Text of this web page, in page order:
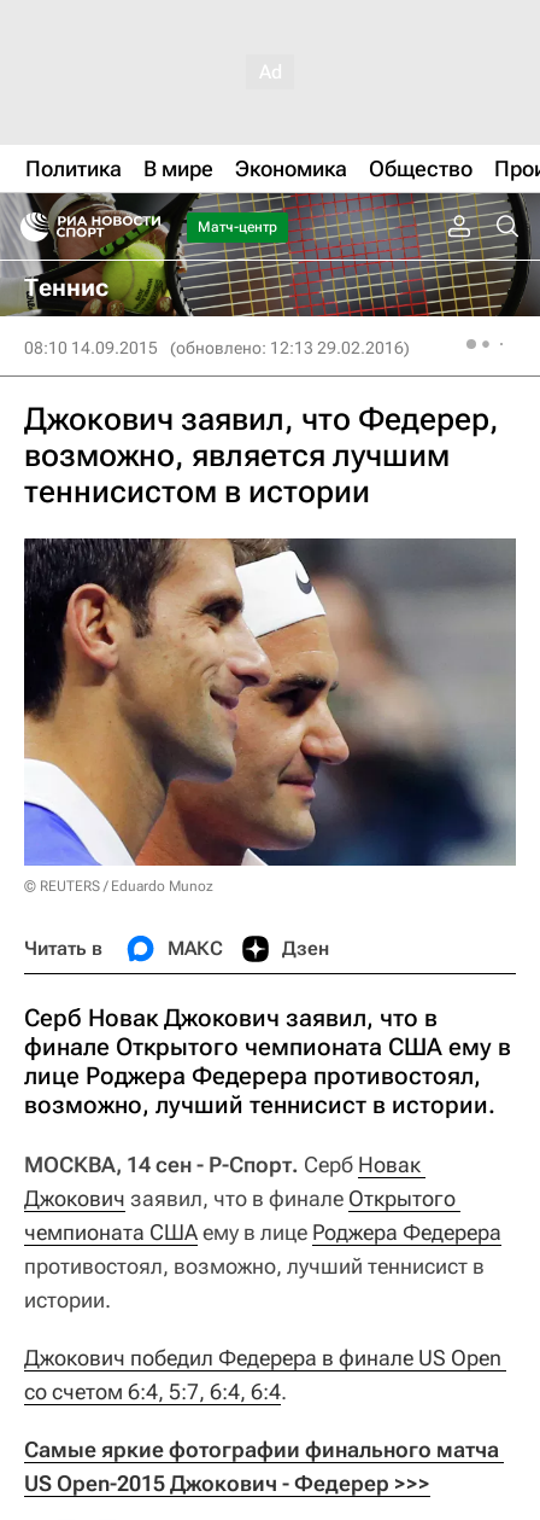
Политика В мире Экономика Общество
Матч-центр
Теннис
08:10 14.09.2015 (обновлено: 12:13 29.02.2016)
Джокович заявил, что Федерер,
возможно, является лучшим
теннисистом в истории
© REUTERS / Eduardo Munoz
Читать в МАКС Дзен
Серб Новак Джокович заявил, что в
финале Открытого чемпионата США ему в
лице Роджера Федерера противостоял,
возможно, лучший теннисист в истории.
МОСКВА, 14 сен - Р-Спорт. Серб Новак
Джокович заявил, что в финале Открытого
чемпионата СШАему в лице Роджера Федерера
противостоял, возможно, лучший теннисист в
истории.
Джокович победил Федерера в финале US Open
со счетом 6:4, 5:7, 6:4, 6:4.
Самые яркие фотографии финального матча
US Open-2015 Джокович - Федерер >>>